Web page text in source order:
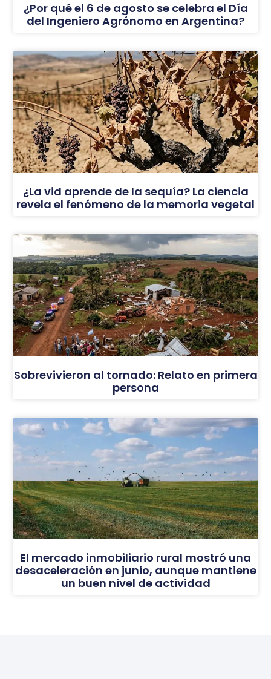
¿Por qué el 6 de agosto se celebra el Día
del Ingeniero Agrónomo en Argentina?
¿La vid aprende de la sequía? La ciencia
revela el fenómeno de la memoria vegetal
Sobrevivieron al tornado: Relato en primera
persona
El mercado inmobiliario rural mostró una
desaceleración en junio, aunque mantiene
un buen nivel de actividad